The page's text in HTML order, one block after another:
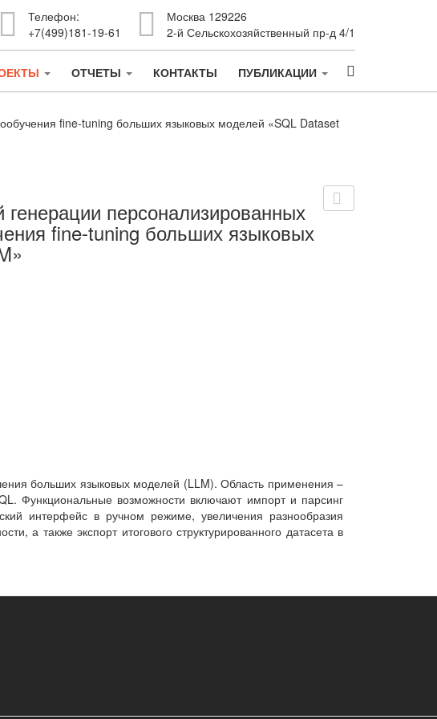
Телефон:
+7(499)181-19-61
Москва 129226
2-й Сельскохозяйственный пр-д 4/1
ОТЧЕТЫ КОНТАКТЫ ПУБЛИКАЦИИ
fine-tuning больших языковых моделей «SQL Dataset
персонализированных
fine-tuning больших языковых
больших языковых моделей (LLM). Область применения –
Функциональные возможности включают импорт и парсинг
интерфейс в ручном режиме, увеличения разнообразия
а также экспорт итогового структурированного датасета в